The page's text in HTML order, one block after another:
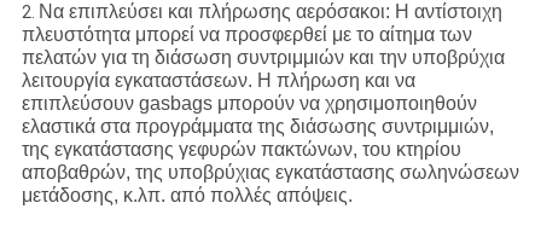
2. Να επιπλεύσει και πλήρωσης αερόσακοι: Η αντίστοιχη
πλευστότητα μπορεί να προσφερθεί με το αίτημα των
πελατών για τη διάσωση συντριμμιών και την υποβρύχια
λειτουργία εγκαταστάσεων. Η πλήρωση και να
επιπλεύσουν gasbags μπορούν να χρησιμοποιηθούν
ελαστικά στα προγράμματα της διάσωσης συντριμμιών,
της εγκατάστασης γεφυρών πακτώνων, του κτηρίου
αποβαθρών, της υποβρύχιας εγκατάστασης σωληνώσεων
μετάδοσης, κ.λπ. από πολλές απόψεις.